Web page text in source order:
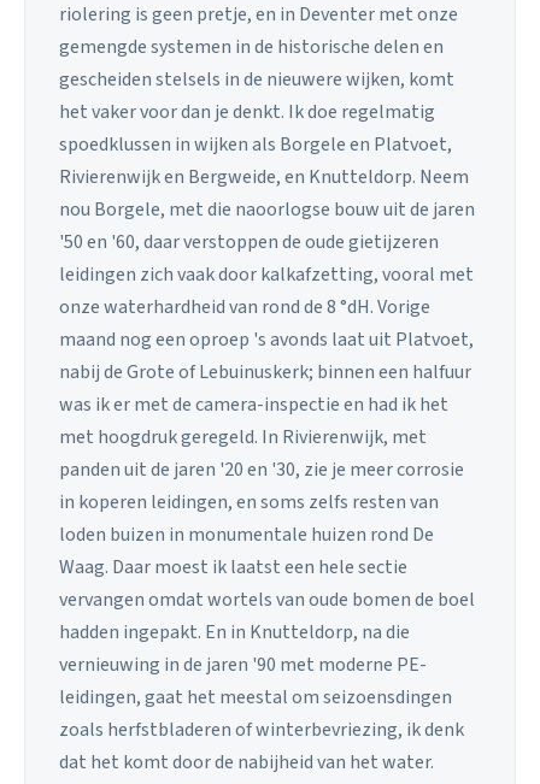
riolering is geen pretje, en in Deventer met onze
gemengde systemen in de historische delen en
gescheiden stelsels in de nieuwere wijken, komt
het vaker voor dan je denkt. Ik doe regelmatig
spoedklussen in wijken als Borgele en Platvoet,
Rivierenwijk en Bergweide, en Knutteldorp. Neem
nou Borgele, met die naoorlogse bouw uit de jaren
'50 en '60, daar verstoppen de oude gietijzeren
leidingen zich vaak door kalkafzetting, vooral met
onze waterhardheid van rond de 8 °dH. Vorige
maand nog een oproep 's avonds laat uit Platvoet,
nabij de Grote of Lebuinuskerk; binnen een halfuur
was ik er met de camera-inspectie en had ik het
met hoogdruk geregeld. In Rivierenwijk, met
panden uit de jaren '20 en '30, zie je meer corrosie
in koperen leidingen, en soms zelfs resten van
loden buizen in monumentale huizen rond De
Waag. Daar moest ik laatst een hele sectie
vervangen omdat wortels van oude bomen de boel
hadden ingepakt. En in Knutteldorp, na die
vernieuwing in de jaren '90 met moderne PE-
leidingen, gaat het meestal om seizoensdingen
zoals herfstbladeren of winterbevriezing, ik denk
dat het komt door de nabijheid van het water.